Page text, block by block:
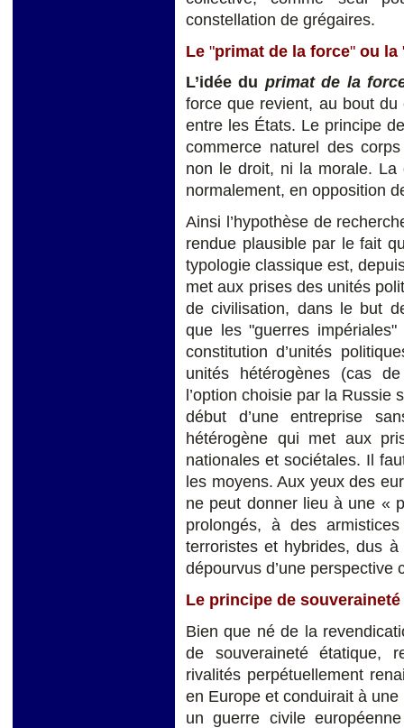
constellation de grégaires.
Le "primat de la force" ou la
L’idée du primat de la
force que revient, au bout
entre les États. Le principe
commerce naturel des
non le droit, ni la morale. La
normalement, en opposition
Ainsi l’hypothèse de
rendue plausible par le fait
typologie classique est,
met aux prises des unités
de civilisation, dans le but
que les "guerres
constitution d’unités
unités hétérogènes (cas
l’option choisie par la
début d’une entreprise
hétérogène qui met aux
nationales et sociétales. Il
les moyens. Aux yeux des
ne peut donner lieu à une «
prolongés, à des
terroristes et hybrides, dus à
dépourvus d’une perspective
Le principe de
Bien que né de la
de souveraineté étatique,
rivalités perpétuellement
en Europe et conduirait à
un guerre civile